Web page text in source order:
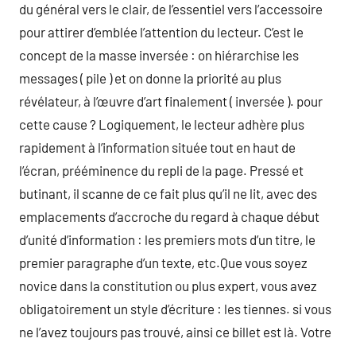
du général vers le clair, de l’essentiel vers l’accessoire
pour attirer d’emblée l’attention du lecteur. C’est le
concept de la masse inversée : on hiérarchise les
messages ( pile ) et on donne la priorité au plus
révélateur, à l’œuvre d’art finalement ( inversée ). pour
cette cause ? Logiquement, le lecteur adhère plus
rapidement à l’information située tout en haut de
l’écran, prééminence du repli de la page. Pressé et
butinant, il scanne de ce fait plus qu’il ne lit, avec des
emplacements d’accroche du regard à chaque début
d’unité d’information : les premiers mots d’un titre, le
premier paragraphe d’un texte, etc.Que vous soyez
novice dans la constitution ou plus expert, vous avez
obligatoirement un style d’écriture : les tiennes. si vous
ne l’avez toujours pas trouvé, ainsi ce billet est là. Votre